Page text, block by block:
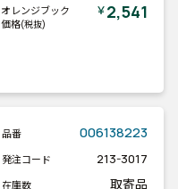
オレンジブック
価格(税抜)
￥2,541
品番 006138223
発注コード 213-3017
在庫数 取寄品